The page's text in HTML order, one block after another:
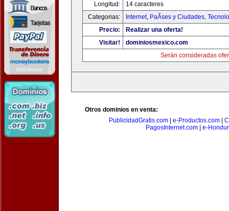
Longitud:
14 caracteres
Categorias:
Internet, PaÃ­ses y Ciudades,
Precio:
Realizar una oferta!
Visitar!
dominiosmexico.com
Serán consideradas
Otros dominios en venta:
PublicidadGratis.com
e-Productos.com
PagosInternet.com
e-